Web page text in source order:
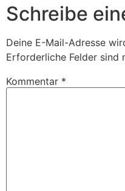
Schreibe
Deine E-Mail-Adresse
Erforderliche Felder sind
Kommentar *